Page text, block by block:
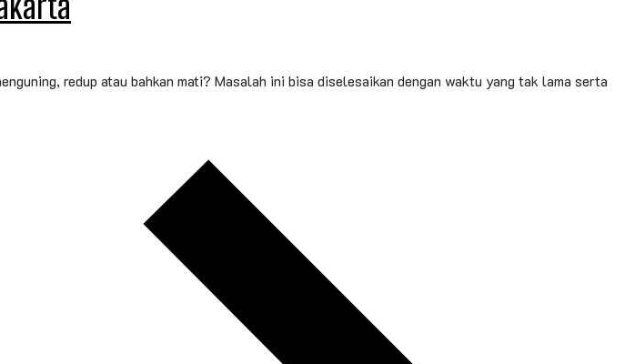
redup atau bahkan mati? Masalah ini bisa diselesaikan dengan waktu yang tak lama serta